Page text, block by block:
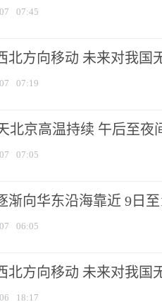
07:45
北方向移动 未来对我国
07:19
北京高温持续 午后至夜
07:05
渐向华东沿海靠近 9日
06:05
北方向移动 未来对我国
18:17